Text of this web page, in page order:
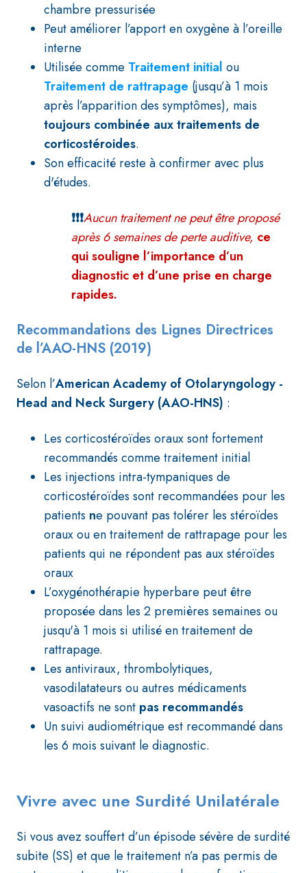
chambre pressurisée
Peut améliorer l’apport en oxygène à l’oreille
interne
Utilisée comme Traitement initial ou
Traitement de rattrapage (jusqu’à 1 mois
après l’apparition des symptômes), mais
toujours combinée aux traitements de
corticostéroides.
Son efficacité reste à confirmer avec plus
d'études.
❗❗❗Aucun traitement ne peut être proposé
après 6 semainesde perte auditive, ce
qui souligne l’importance d’un
diagnostic et d’une prise en charge
rapides.
Recommandations des Lignes Directrices
de l’AAO-HNS (2019)
Selon l’American Academy of Otolaryngology -
Head and Neck Surgery (AAO-HNS) :
Les corticostéroïdes oraux sont fortement
recommandés comme traitement initial
Les injections intra-tympaniques de
corticostéroïdes sont recommandées pour les
patients ne pouvant pas tolérer les stéroïdes
oraux ou en traitement de rattrapage pour les
patients qui ne répondent pas aux stéroïdes
oraux
L’oxygénothérapie hyperbare peut être
proposée dans les 2 premières semaines ou
jusqu'à 1 mois si utilisé en traitement de
rattrapage.
Les antiviraux, thrombolytiques,
vasodilatateurs ou autres médicaments
vasoactifs ne sont pas recommandés
Un suivi audiométrique est recommandé dans
les 6 mois suivant le diagnostic.
Vivre avec une Surdité Unilatérale
Si vous avez souffert d’un épisode sévère de surdité
subite (SS) et que le traitement n’a pas permis de